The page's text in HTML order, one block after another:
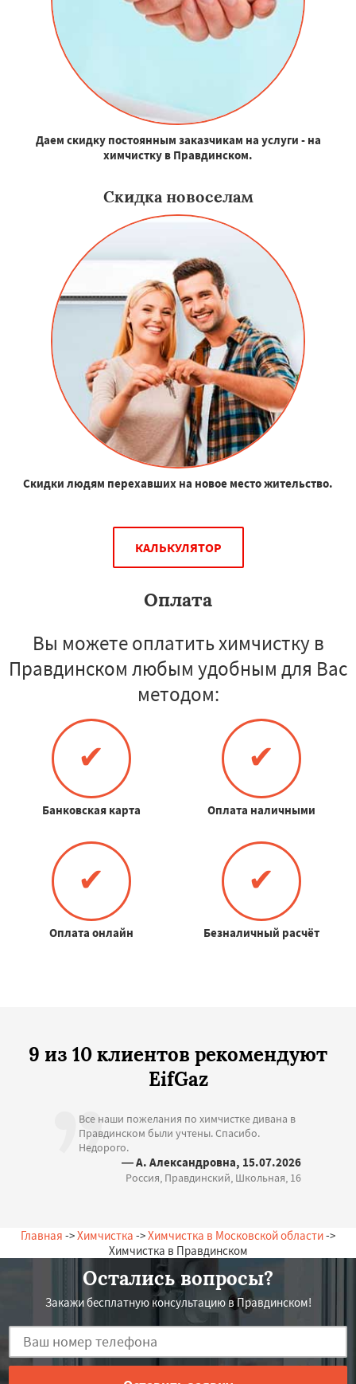
Даем скидку постоянным заказчикам на услуги - на
химчистку в Правдинском.
Скидка новоселам
Скидки людям перехавших на новое место жительство.
КАЛЬКУЛЯТОР
Оплата
Вы можете оплатить химчистку в
Правдинском любым удобным для Вас
методом:
✔
Банковская карта
✔
Оплата наличными
✔
Оплата онлайн
✔
Безналичный расчёт
9 из 10 клиентов рекомендуют
EifGaz
Все наши пожелания по химчистке дивана в
Правдинском были учтены. Спасибо.
Недорого.
— А. Александровна, 15.07.2026
Россия, Правдинский, Школьная, 16
Главная ->Химчистка ->Химчистка в Московской области->
Химчистка в Правдинском
Остались вопросы?
Закажи бесплатную консультацию в Правдинском!